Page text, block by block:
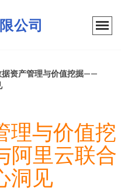
公司
据资产管理与价值挖掘——
理与价值挖
阿里云联合
洞见